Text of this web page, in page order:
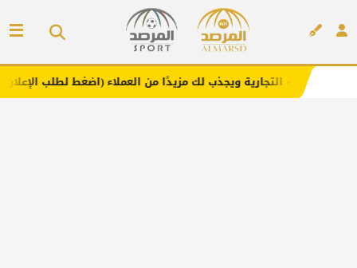
ويجذب لك مزيدًا من العملاء (اضغط لطلب الإعلان)